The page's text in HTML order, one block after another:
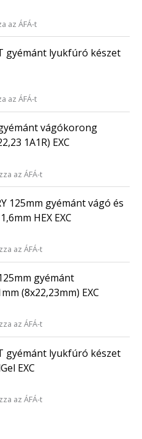
az ÁFÁ-t
gyémánt lyukfúró készet
az ÁFÁ-t
vágókorong
1A1R) EXC
az ÁFÁ-t
125mm gyémánt vágó és
HEX EXC
az ÁFÁ-t
gyémánt
(8x22,23mm) EXC
az ÁFÁ-t
gyémánt lyukfúró készet
EXC
az ÁFÁ-t